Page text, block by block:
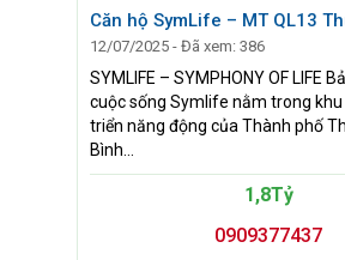
Căn hộ SymLife – MT QL13
12/07/2025 - Đã xem: 386
SYMLIFE – SYMPHONY OF LIFE
cuộc sống Symlife nằm trong
triển năng động của Thành phố
Bình...
1,8Tỷ
0909377437